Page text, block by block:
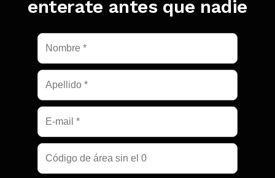
enterate antes que nadie